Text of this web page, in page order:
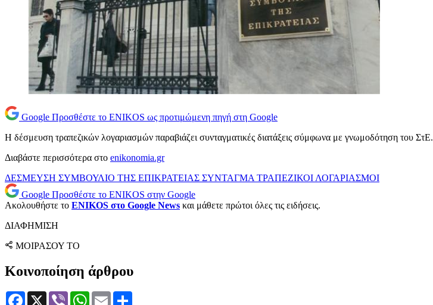
Google Προσθέστε το ENIKOS ως προτιμώμενη πηγή στη Google
Η δέσμευση τραπεζικών λογαριασμών παραβιάζει συνταγματικές διατάξεις σύμφωνα με γνωμοδότηση του ΣτΕ.
Διαβάστε περισσότερα στο enikonomia.gr
ΔΕΣΜΕΥΣΗ ΣΥΜΒΟΥΛΙΟ ΤΗΣ ΕΠΙΚΡΑΤΕΙΑΣ ΣΥΝΤΑΓΜΑ ΤΡΑΠΕΖΙΚΟΙ ΛΟΓΑΡΙΑΣΜΟΙ
Google Προσθέστε το ENIKOS στην Google
Ακολουθήστε το ENIKOS στο Google News και μάθετε πρώτοι όλες τις ειδήσεις.
ΔΙΑΦΗΜΙΣΗ
ΜΟΙΡΑΣΟΥ ΤΟ
Κοινοποίηση άρθρου
Facebook
X Viber WhatsApp
Email